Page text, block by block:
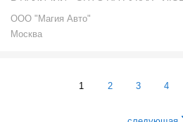
ООО "Магия Авто"
Москва
1 2 3 4